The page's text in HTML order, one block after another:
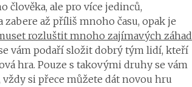
člověka, ale pro více jedinců,
zabere až příliš mnoho času, opak je
rozluštit mnoho zajímavých záhad
vám podaří složit dobrý tým lidí, kteří
hra. Pouze s takovými druhy se vám
si přece můžete dát novou hru